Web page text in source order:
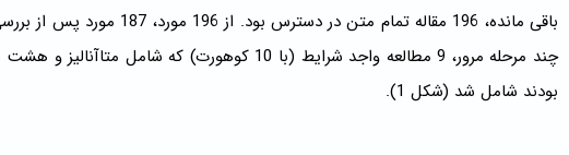
باقی مانده، 196 مقاله تمام
بودند شامل شد (شکل 1).